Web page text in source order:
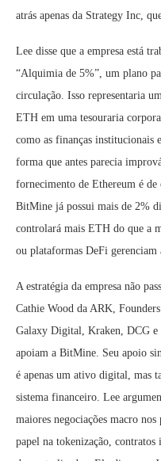
atrás apenas da Strategy Inc,
Lee disse que a empresa está
“Alquimia de 5%”, um plano
circulação. Isso representaria
ETH em uma tesouraria
como as finanças institucionais
forma que antes parecia
fornecimento de Ethereum é de
BitMine já possui mais de 2%
controlará mais ETH do que a
ou plataformas DeFi gerenciam
A estratégia da empresa não
Cathie Wood da ARK,
Galaxy Digital, Kraken, DCG e
apoiam a BitMine. Seu apoio
é apenas um ativo digital, mas
sistema financeiro. Lee
maiores negociações macro
papel na tokenização,